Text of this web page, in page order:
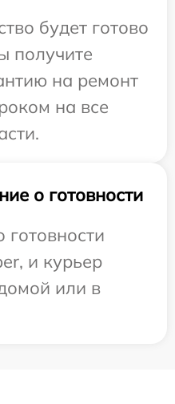
будет готово
получите
на ремонт
на все
о готовности
и курьер
или в